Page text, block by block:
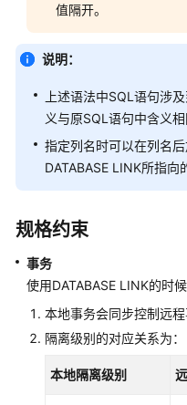
图
Schema
配
置
行
参
基
概
开
指
值隔开。
说明：
上述语法中SQL语句涉
义与原SQL语句中含义相
指定列名时可以在列名
DATABASE LINK所指向
规格约束
事务
使用DATABASE LINK的时
本地事务会同步控制远
隔离级别的对应关系为：
本地隔离级别